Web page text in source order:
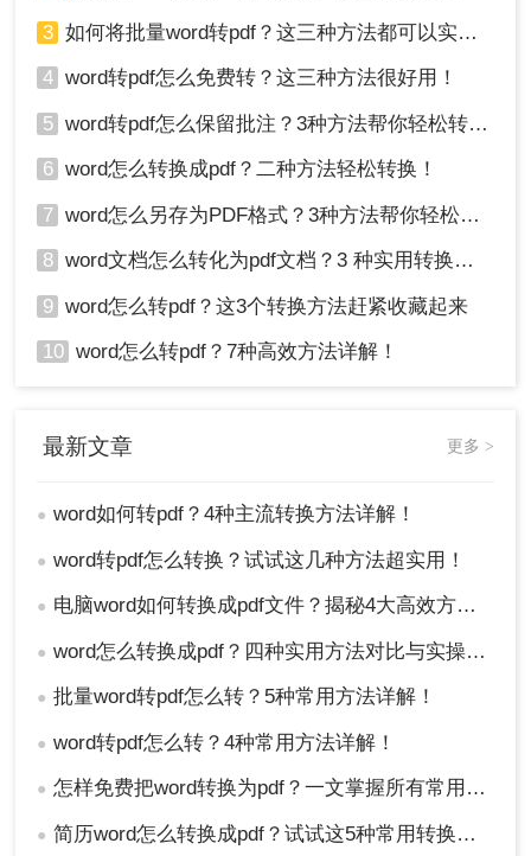
3 如何将批量word转pdf？这三种方法都可以实现批量转换
4 word转pdf怎么免费转？这三种方法很好用！
5 word转pdf怎么保留批注？3种方法帮你轻松转换！
6 word怎么转换成pdf？二种方法轻松转换！
7 word怎么另存为PDF格式？3种方法帮你轻松转换!
8 word文档怎么转化为pdf文档？3 种实用转换方法，完美保留原文档格式！
9 word怎么转pdf？这3个转换方法赶紧收藏起来
10 word怎么转pdf？7种高效方法详解！
最新文章 更多 >
● word如何转pdf？4种主流转换方法详解！
● word转pdf怎么转换？试试这几种方法超实用！
● 电脑word如何转换成pdf文件？揭秘4大高效方法，轻松搞定所有场景！
● word怎么转换成pdf？四种实用方法对比与实操指南（附详细表格）！
● 批量word转pdf怎么转？5种常用方法详解！
● word转pdf怎么转？4种常用方法详解！
● 怎样免费把word转换为pdf？一文掌握所有常用方法！
● 简历word怎么转换成pdf？试试这5种常用转换方法！